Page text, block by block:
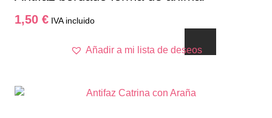
1,50 € IVA incluido
producto
variantes.
Añadir a mi lista de deseos